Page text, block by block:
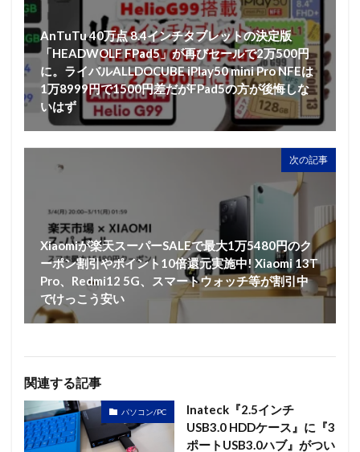
AnTuTu 40万点 8.4インチタブレットの決定版
「HEADWOLF FPad5」が再びセールで2万500円
に。ライバルALLDOCUBE iPlay50 mini Pro NFEは
1万8999円で1500円差だがFPad5の方が後悔しな
いはず
次の記事
Xiaomiが楽天スーパーSALEで最大1万5480円のク
ーポン割引やポイント10倍還元実施中! Xiaomi 13T
Pro、Redmi12 5G、スマートウォッチ等が割引中
でけっこう安い
関連する記事
パソコン/PC
Inateck『2.5インチ
USB3.0 HDDケース』に『3
ポートUSB3.0ハブ』がつい